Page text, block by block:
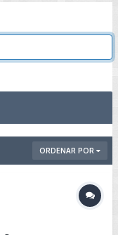
ORDENAR POR